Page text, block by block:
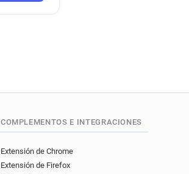
COMPLEMENTOS E INTEGRACIONES
Extensión de Chrome
Extensión de Firefox